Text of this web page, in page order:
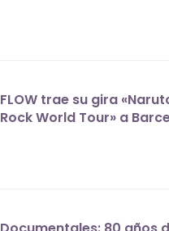
FLOW trae su gira
Rock World Tour» a